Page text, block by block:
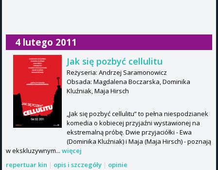
4 lutego 2011
Jak się pozbyć cellulitu
Reżyseria: Andrzej Saramonowicz
Obsada: Magdalena Boczarska, Dominika
Kluźniak, Maja Hirsch
„Jak się pozbyć cellulitu” to pełna niespodzianek
komedia o kobiecej przyjaźni wystawionej na
ekstremalną próbę. Dwie przyjaciółki - Ewa
(Dominika Kluźniak) i Maja (Maja Hirsch) - poznają
w ekskluzywnym... więcej
repertuar kin | opis i szczegóły | opinie